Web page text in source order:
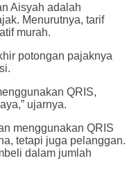
Aisyah adalah
Menurutnya, tarif
murah.
potongan pajaknya
QRIS,
ujarnya.
menggunakan QRIS
tetapi juga pelanggan.
dalam jumlah